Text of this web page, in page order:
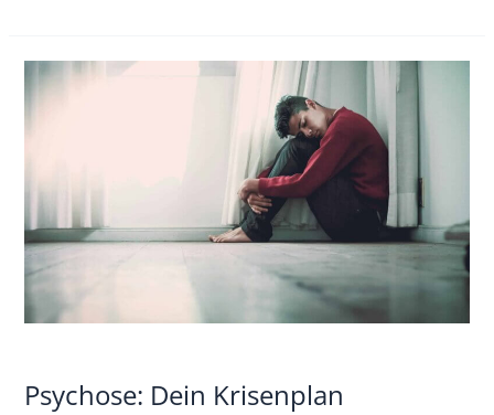
Psychose: Dein Krisenplan
Psychose:
Dein
Krisenplan